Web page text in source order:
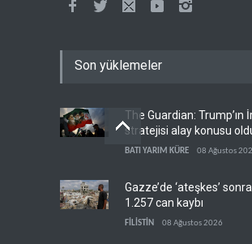
Son yüklemeler
The Guardian: Trump’ın
stratejisi alay konusu
BATI YARIM KÜRE 08 Ağustos
Gazze’de ‘ateşkes’
1.257 can kaybı
FİLİSTİN 08 Ağustos 2026